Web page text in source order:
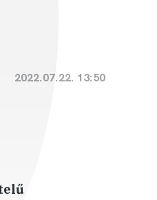
2022.07.22. 13:50